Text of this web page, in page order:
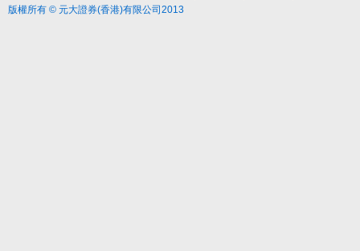
版權所有 © 元大證券(香港)有限公司2013